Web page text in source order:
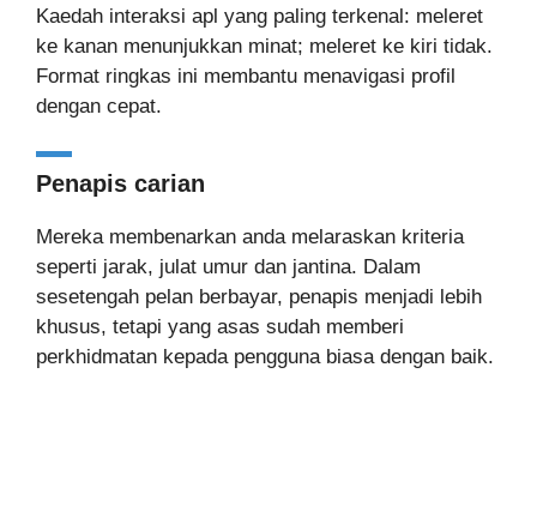
Kaedah interaksi apl yang paling terkenal: meleret
ke kanan menunjukkan minat; meleret ke kiri tidak.
Format ringkas ini membantu menavigasi profil
dengan cepat.
Penapis carian
Mereka membenarkan anda melaraskan kriteria
seperti jarak, julat umur dan jantina. Dalam
sesetengah pelan berbayar, penapis menjadi lebih
khusus, tetapi yang asas sudah memberi
perkhidmatan kepada pengguna biasa dengan baik.